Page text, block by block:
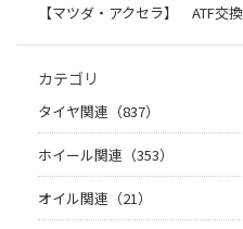
【マツダ・アクセラ】 ATF交換
カテゴリ
タイヤ関連（837）
ホイール関連（353）
オイル関連（21）